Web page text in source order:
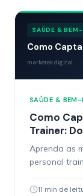
SAÚDE & BEM-
Como
marketek.digital
SAÚDE & BEM-
Como
Trainer:
Aprenda as
personal
11 min de